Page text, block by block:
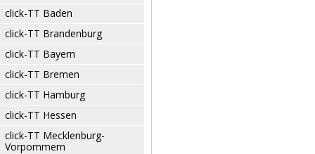
click-TT Baden
click-TT Brandenburg
click-TT Bayern
click-TT Bremen
click-TT Hamburg
click-TT Hessen
click-TT Mecklenburg-
Vorpommern